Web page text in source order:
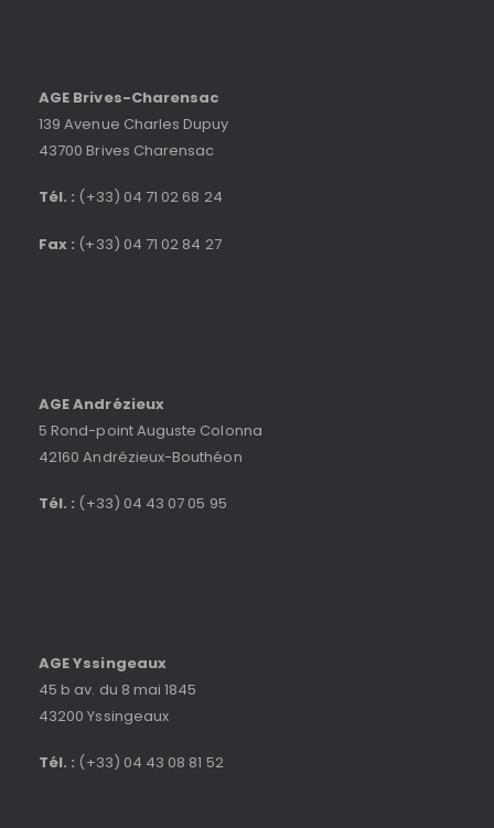
AGE Brives-Charensac
139 Avenue Charles Dupuy
43700 Brives Charensac
Tél. : (+33) 04 71 02 68 24
Fax : (+33) 04 71 02 84 27
AGE Andrézieux
5 Rond-point Auguste Colonna
42160 Andrézieux-Bouthéon
Tél. : (+33) 04 43 07 05 95
AGE Yssingeaux
45 b av. du 8 mai 1845
43200 Yssingeaux
Tél. : (+33) 04 43 08 81 52